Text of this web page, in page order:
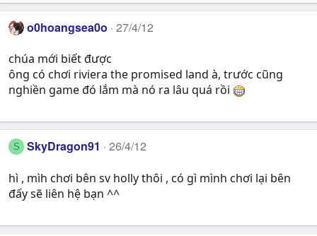
o0hoangsea0o 27/4/12
chúa mới biết được
ông có chơi riviera the promised land à, trước cũng
nghiền game đó lắm mà nó ra lâu quá rồi
S SkyDragon91 26/4/12
hì , mìh chơi bên sv holly thôi , có gì mình chơi lại bên
đấy sẽ liên hệ bạn ^^